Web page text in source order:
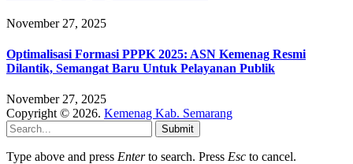
November 27, 2025
Optimalisasi Formasi PPPK 2025: ASN Kemenag Resmi
Dilantik, Semangat Baru Untuk Pelayanan Publik
November 27, 2025
Copyright © 2026. Kemenag Kab. Semarang
Submit
Type above and press Enterto search. Press Esc to cancel.